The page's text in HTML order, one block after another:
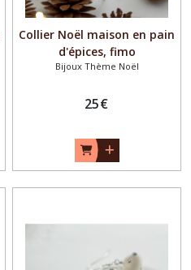
Collier Noël maison en pain
d'épices, fimo
Bijoux Thème Noël
25€